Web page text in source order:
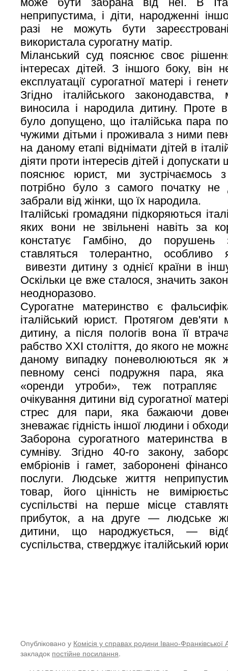
неприпустима, і діти, народженні
разі не можуть бути
використала сурогатну матір.
Міланський суд пояснює своє
інтересах дітей. З іншого боку, він
експлуатації сурогатної матері і
Згідно італійського
виносила і народила дитину. Проте
було допущено, що італійська пара
чужими дітьми і проживала з ними
на даному етапі віднімати дітей в
діяти проти інтересів дітей і
пояснює юрист, ми зустрічаємось
потрібно було з самого початку не
забрали від жінки, що їх народила.
Італійські громадяни підкоряються
яких вони не звільнені навіть за
констатує Гамбіно, до порушень
ставляться толерантно,
вивезти дитину з однієї країни в
Оскільки це вже сталося, значить
неодноразово.
Сурогатне материнство є
італійський юрист. Протягом дев'яти
дитину, а після пологів вона її
рабство XXI століття, до якого не
даному випадку поневолюються як
певному сенсі подружня пара,
«оренди утроби», теж потрапляє
очікування дитини від сурогатної
стрес для пари, яка бажаючи
зневажає гідність іншої людини і
Заборона сурогатного материнства
сумніву. Згідно 40-го закону,
ембріонів і гамет, заборонені
послуги. Людське життя
товар, його цінність не
суспільстві на перше місце
прибуток, а на друге — людське
дитини, що народжується, —
суспільства, стверджує італійський
Опубліковано у Комісія у справах родини Івано-Франківської
закладок постійне посилання.